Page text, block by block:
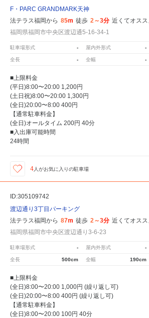
F・PARC GRANDMARK天神
法テラス福岡から 85m 徒歩 2～3分 近くてオスス
福岡県福岡市中央区渡辺通5-16-34-1
駐車場形式 - 屋内外形式 -
全長 - 全幅 -
■上限料金
(平日)8:00〜20:00 1,200円
(土日祝)8:00〜20:00 1,300円
(全日)20:00〜8:00 400円
【通常駐車料金】
(全日)オールタイム 200円 40分
■入出庫可能時間
24時間
4 人がお気に入りの駐車場
ID:305109742
渡辺通り3丁目パーキング
法テラス福岡から 87m 徒歩 2～3分 近くてオスス
福岡県福岡市中央区渡辺通り3-6-23
駐車場形式 - 屋内外形式 -
全長 500cm 全幅 190cm
■上限料金
(全日)8:00〜20:00 1,000円 (繰り返し可)
(全日)20:00〜8:00 400円 (繰り返し可)
【通常駐車料金】
(全日)8:00〜20:00 100円 40分